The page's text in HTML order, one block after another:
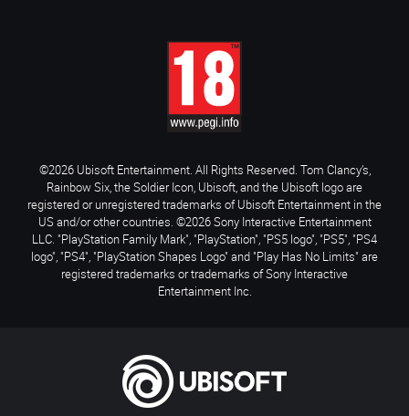
©2026 Ubisoft Entertainment. All Rights Reserved. Tom Clancy’s,
Rainbow Six, the Soldier Icon, Ubisoft, and the Ubisoft logo are
registered or unregistered trademarks of Ubisoft Entertainment in the
US and/or other countries. ©2026 Sony Interactive Entertainment
LLC. "PlayStation Family Mark", "PlayStation", "PS5 logo", "PS5", "PS4
logo", "PS4", "PlayStation Shapes Logo" and "Play Has No Limits" are
registered trademarks or trademarks of Sony Interactive
Entertainment Inc.